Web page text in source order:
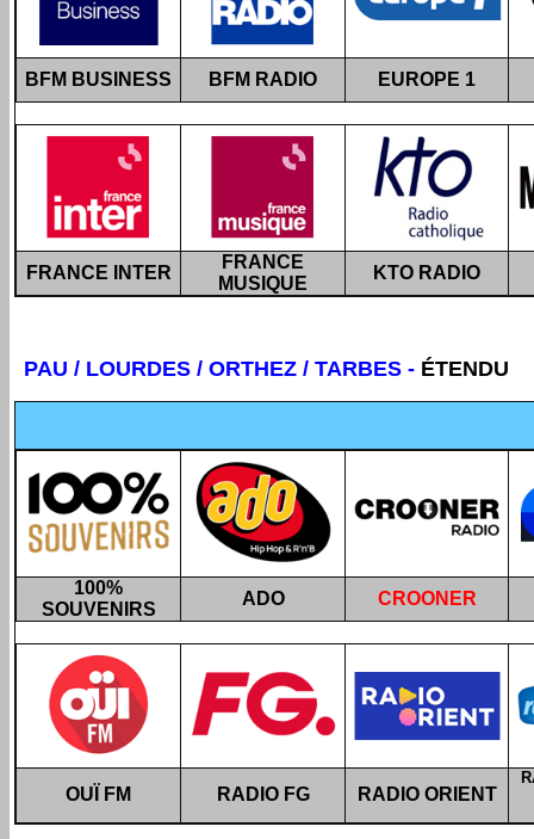
BFM BUSINESS BFM RADIO EUROPE 1
FRANCE INTER
FRANCE
MUSIQUE
KTO RADIO
PAU / LOURDES / ORTHEZ / TARBES - ÉTENDU
100%
SOUVENIRS
ADO CROONER
OUÏ FM RADIO FG RADIO ORIENT